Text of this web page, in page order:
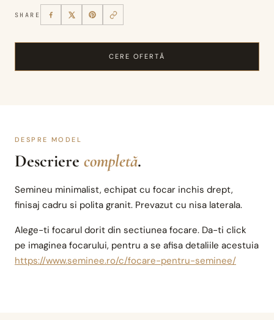
SHARE
CERE OFERTĂ
DESPRE MODEL
Descriere completă.
Semineu minimalist, echipat cu focar inchis drept,
finisaj cadru si polita granit. Prevazut cu nisa laterala.
Alege-ti focarul dorit din sectiunea focare. Da-ti click
pe imaginea focarului, pentru a se afisa detaliile acestuia
https://www.seminee.ro/c/focare-pentru-seminee/